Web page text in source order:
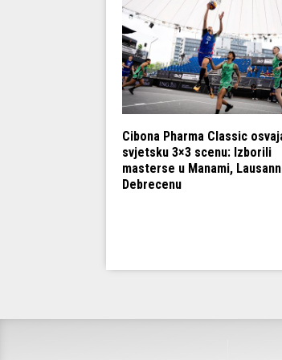
Cibona Pharma Classic
svjetsku 3×3 scenu: Izborili
masterse u Manami,
Debrecenu